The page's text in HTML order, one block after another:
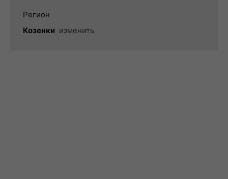
Регион
Козенки изменить